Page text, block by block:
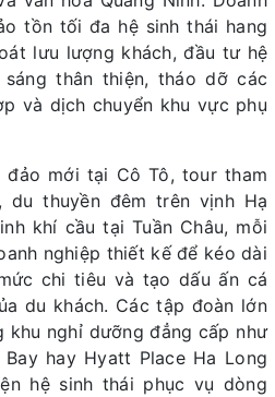
tồn tối đa hệ sinh thái hang
lưu lượng khách, đầu tư hệ
thân thiện, tháo dỡ các
và dịch chuyển khu vực phụ
đảo mới tại Cô Tô, tour tham
du thuyền đêm trên vịnh Hạ
khí cầu tại Tuần Châu, mỗi
nghiệp thiết kế để kéo dài
chi tiêu và tạo dấu ấn cá
du khách. Các tập đoàn lớn
nghỉ dưỡng đẳng cấp như
hay Hyatt Place Ha Long
hệ sinh thái phục vụ dòng